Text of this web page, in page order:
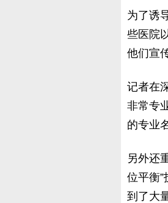
为了诱
些医院
他们宣
记者在
非常专
的专业
另外还
位平衡
到了大